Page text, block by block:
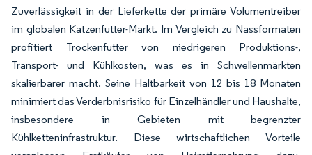
Zuverlässigkeit in der Lieferkette der primäre Volumentreiber
im globalen Katzenfutter-Markt. Im Vergleich zu Nassformaten
profitiert Trockenfutter von niedrigeren Produktions-,
Transport- und Kühlkosten, was es in Schwellenmärkten
skalierbarer macht. Seine Haltbarkeit von 12 bis 18 Monaten
minimiert das Verderbnisrisiko für Einzelhändler und Haushalte,
insbesondere in Gebieten mit begrenzter
Kühlketteninfrastruktur. Diese wirtschaftlichen Vorteile